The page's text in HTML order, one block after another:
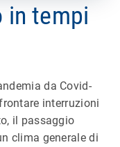
in tempi
da Covid-
interruzioni
il passaggio
clima generale di